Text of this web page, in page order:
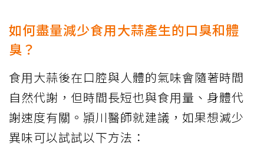
如何盡量減少食用大蒜產生的口臭和體
臭？
食用大蒜後在口腔與人體的氣味會隨著時間
自然代謝，但時間長短也與食用量、身體代
謝速度有關。頴川醫師就建議，如果想減少
異味可以試試以下方法：